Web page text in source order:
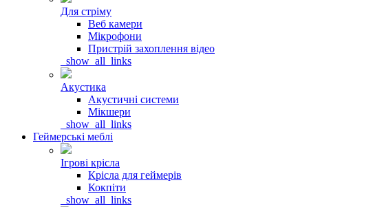
Для стріму
Веб камери
Мікрофони
Пристрій захоплення відео
_show_all_links
Акустика
Акустичні системи
Мікшери
_show_all_links
Геймерські меблі
Ігрові крісла
Крісла для геймерів
Кокпіти
_show_all_links